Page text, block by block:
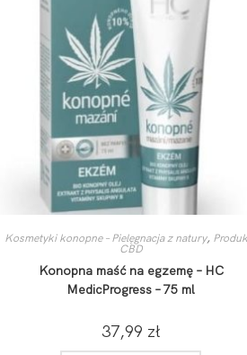
Kosmetyki konopne – Pielęgnacja z natury,
CBD
Konopna maść na egzemę – HC
MedicProgress – 75 ml
37,99 zł